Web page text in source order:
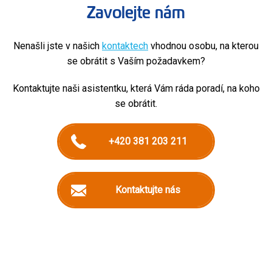
Zavolejte nám
Nenašli jste v našich kontaktech vhodnou osobu, na kterou
se obrátit s Vaším požadavkem?
Kontaktujte naši asistentku, která Vám ráda poradí, na koho
se obrátit.
+420 381 203 211
Kontaktujte nás